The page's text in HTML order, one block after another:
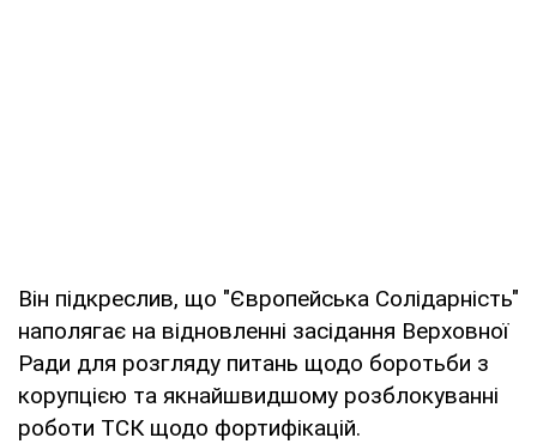
Він підкреслив, що "Європейська Солідарність"
наполягає на відновленні засідання Верховної
Ради для розгляду питань щодо боротьби з
корупцією та якнайшвидшому розблокуванні
роботи ТСК щодо фортифікацій.